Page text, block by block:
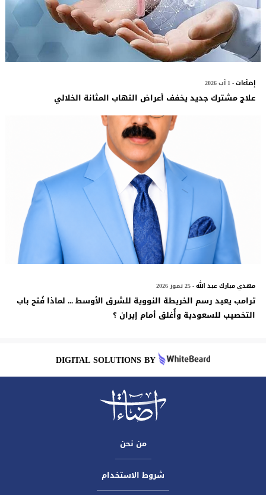
إضآءات- 1 آب 2026
علاج مشترك جديد يخفف أعراض التهاب المثانة الخلالي
مهدي مبارك عبد الله- 25 تموز 2026
ترامب يعيد رسم الخريطة النووية للشرق الأوسط ... لماذا فُتح باب
التخصيب للسعودية وأُغلق أمام إيران ؟
DIGITAL SOLUTIONS BY
من نحن
شروط الاستخدام